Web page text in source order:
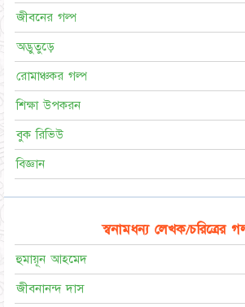
জীবনের গল্প
অদ্ভুতুড়ে
রোমাঞ্চকর গল্প
শিক্ষা উপকরন
বুক রিভিউ
বিজ্ঞান
স্বনামধন্য লেখক/চরিত্রের
হুমায়ূন আহমেদ
জীবনানন্দ দাস